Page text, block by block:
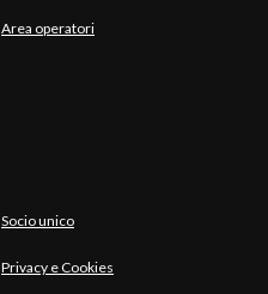
Area operatori
Socio unico
Privacy e Cookies